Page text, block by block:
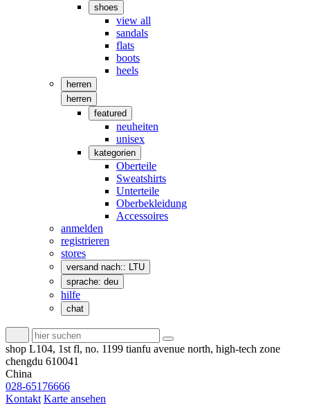
shoes
view all
sandals
flats
boots
heels
herren
herren
featured
neuheiten
unisex
kategorien
Oberteile
Sweatshirts
Unterteile
Oberbekleidung
Accessoires
anmelden
registrieren
stores
versand nach:: LTU
sprache: deu
hilfe
chat
shop L104, 1st fl, no. 1199 tianfu avenue north, high-tech zone
chengdu 610041
China
028-65176666
Kontakt Karte ansehen